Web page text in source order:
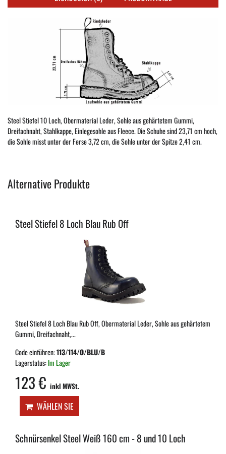
Steel Stiefel 10 Loch, Obermaterial Leder, Sohle aus gehärtetem Gummi,
Dreifachnaht, Stahlkappe, Einlegesohle aus Fleece. Die Schuhe sind 23,71 cm hoch,
die Sohle misst unter der Ferse 3,72 cm, die Sohle unter der Spitze 2,41 cm.
Alternative Produkte
Steel Stiefel 8 Loch Blau Rub Off
Steel Stiefel 8 Loch Blau Rub Off, Obermaterial Leder, Sohle aus gehärtetem
Gummi, Dreifachnaht,...
Code einführen:113/114/O/BLU/B
Lagerstatus:Im Lager
123 € inkl MWSt.
WÄHLEN SIE
Schnürsenkel Steel Weiß 160 cm - 8 und 10 Loch